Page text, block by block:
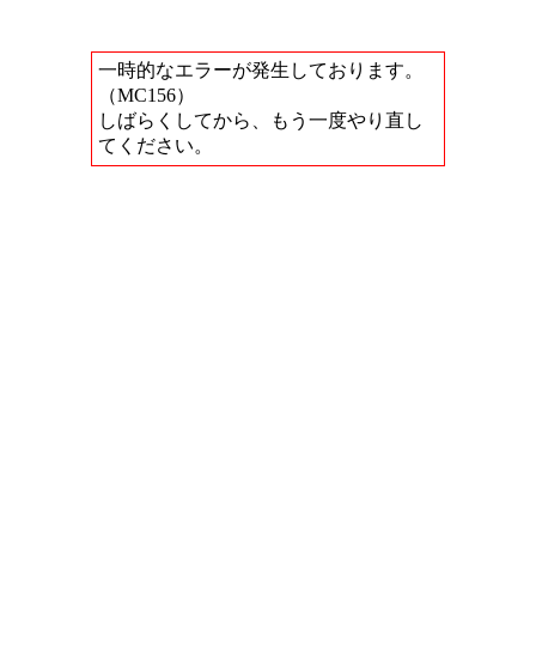
一時的なエラーが発生しております。
（MC156）
しばらくしてから、もう一度やり直し
てください。